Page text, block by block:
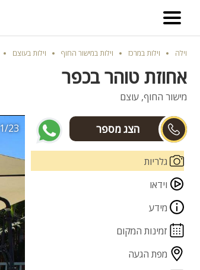
וילה וילות במרכז וילות במישור החוף וילות בעוצם
אחוזת טוהר בכפר
מישור החוף, עוצם
גלריות
וידאו
מידע
זמינות המקום
מפת הגעה
1/23